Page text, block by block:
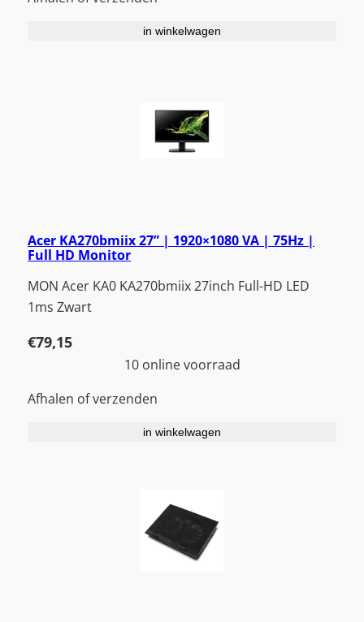
in winkelwagen
Acer KA270bmiix 27” | 1920×1080 VA | 75Hz |
Full HD Monitor
MON Acer KA0 KA270bmiix 27inch Full-HD LED
1ms Zwart
€79,15
10 online voorraad
Afhalen of verzenden
in winkelwagen